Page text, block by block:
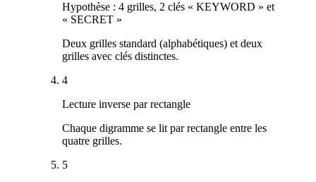
Hypothèse : 4 grilles, 2 clés « KEYWORD » et
« SECRET »
Deux grilles standard (alphabétiques) et deux
grilles avec clés distinctes.
4
Lecture inverse par rectangle
Chaque digramme se lit par rectangle entre les
quatre grilles.
5